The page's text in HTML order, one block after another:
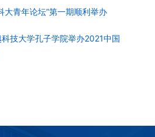
大青年论坛”第一期顺利举办
技大学孔子学院举办2021中国